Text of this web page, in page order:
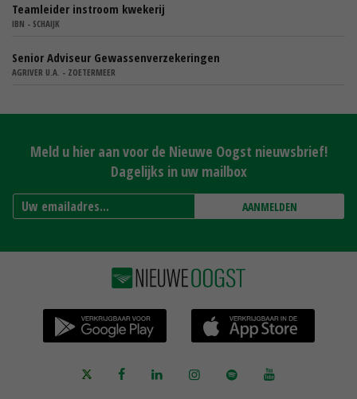
Teamleider instroom kwekerij
IBN - SCHAIJK
Senior Adviseur Gewassenverzekeringen
AGRIVER U.A. - ZOETERMEER
Meld u hier aan voor de Nieuwe Oogst nieuwsbrief!
Dagelijks in uw mailbox
AANMELDEN